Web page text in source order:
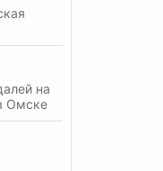
на
Омске